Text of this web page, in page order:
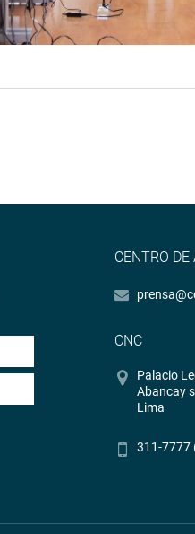
CENTRO DE
CNC
Palacio
Abancay
Lima
311-7777